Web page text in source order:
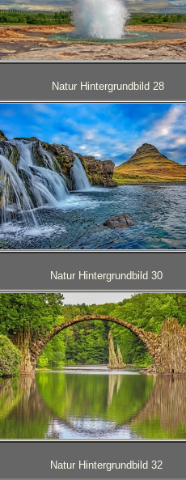
Natur Hintergrundbild 28
Natur Hintergrundbild 30
Natur Hintergrundbild 32